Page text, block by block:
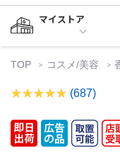
マイストア
TOP コスメ/美容
(687)